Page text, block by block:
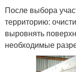
После выбора
территорию:
выровнять
необходимые